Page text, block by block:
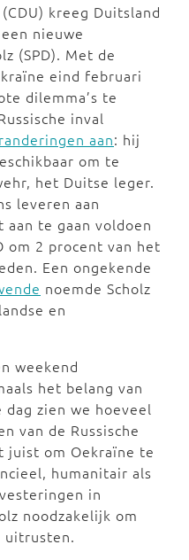
kreeg Duitsland
nieuwe
(SPD). Met de
eind februari
dilemma’s te
inval
aan: hij
om te
het Duitse leger.
leveren aan
te gaan voldoen
om 2 procent van het
Een ongekende
noemde Scholz
en
weekend
het belang van
dag zien we hoeveel
van de Russische
juist om Oekraïne te
humanitair als
in
noodzakelijk om
uitrusten.